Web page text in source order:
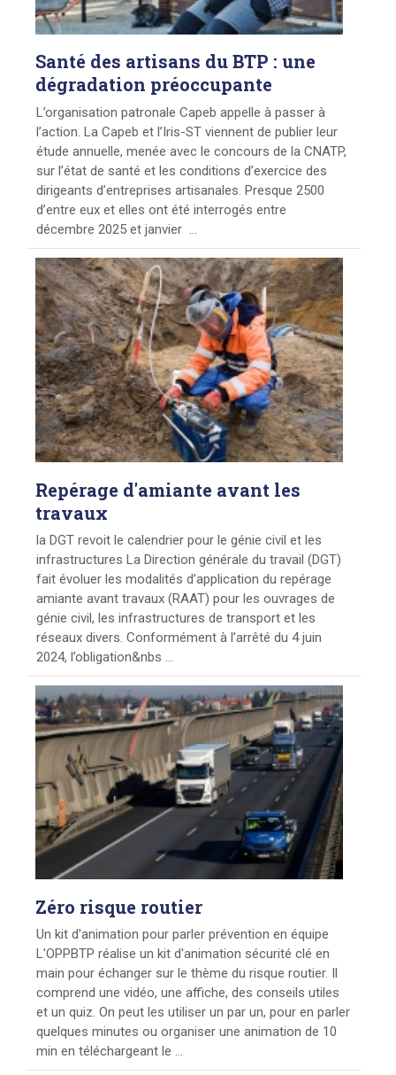
Santé des artisans du BTP : une
dégradation préoccupante
L’organisation patronale Capeb appelle à passer à
l’action. La Capeb et l’Iris-ST viennent de publier leur
étude annuelle, menée avec le concours de la CNATP,
sur l’état de santé et les conditions d’exercice des
dirigeants d’entreprises artisanales. Presque 2500
d’entre eux et elles ont été interrogés entre
décembre 2025 et janvier ...
Repérage d'amiante avant les
travaux
la DGT revoit le calendrier pour le génie civil et les
infrastructures La Direction générale du travail (DGT)
fait évoluer les modalités d’application du repérage
amiante avant travaux (RAAT) pour les ouvrages de
génie civil, les infrastructures de transport et les
réseaux divers. Conformément à l’arrêté du 4 juin
2024, l’obligation&nbs ...
Zéro risque routier
Un kit d'animation pour parler prévention en équipe
L'OPPBTP réalise un kit d'animation sécurité clé en
main pour échanger sur le thème du risque routier. Il
comprend une vidéo, une affiche, des conseils utiles
et un quiz. On peut les utiliser un par un, pour en parler
quelques minutes ou organiser une animation de 10
min en téléchargeant le ...